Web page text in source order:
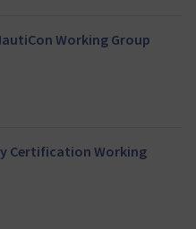
Working Group
Certification Working